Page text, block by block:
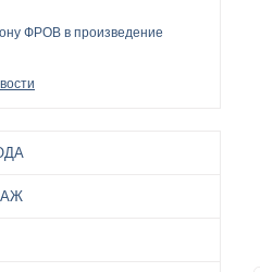
ФРОВ в произведение